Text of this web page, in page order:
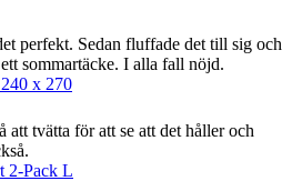
perfekt. Sedan fluffade det till sig och
sommartäcke. I alla fall nöjd.
x 270
att tvätta för att se att det håller och
2-Pack L